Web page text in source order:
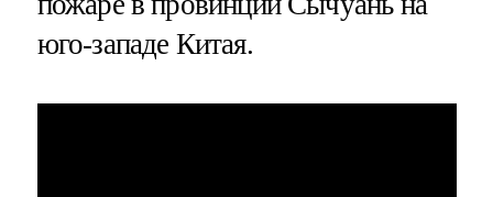
юго-западе Китая.